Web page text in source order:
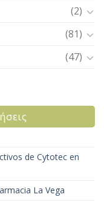
(2)
(81)
(47)
de Cytotec en
La Vega